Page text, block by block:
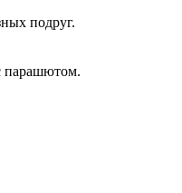
подруг.
парашютом.